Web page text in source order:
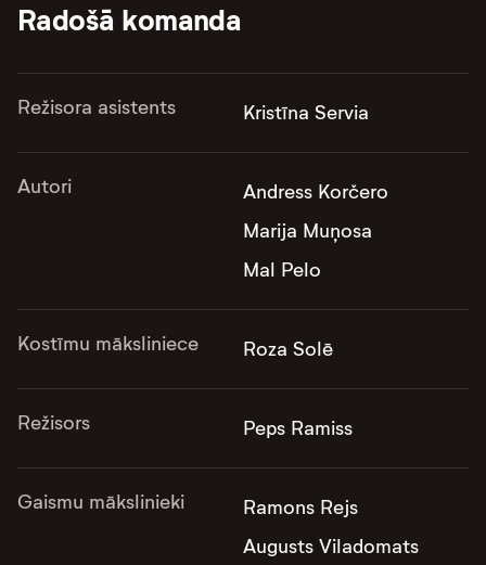
Radošā komanda
Režisora asistents Kristīna Servia
Autori
Andress Korčero
Marija Muņosa
Mal Pelo
Kostīmu māksliniece Roza Solē
Režisors Peps Ramiss
Gaismu mākslinieki
Ramons Rejs
Augusts Viladomats